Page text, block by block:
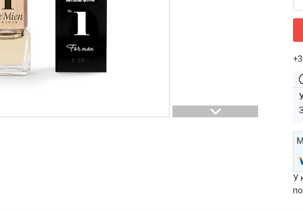
У